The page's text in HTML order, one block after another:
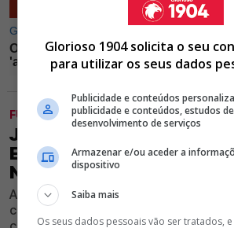
FUTEBOL
JOÃO GABRIEL GOZA
E DIZ QUE PRESIDENTE DO
NÃO É LÍDER NENHUM
Antigo diretor de comunicação das
críticas ao dirigente máximo das
Glorioso 1904 solicita o seu
para utilizar os seus dados
Publicidade e conteúdos
publicidade e conteúdos, estudos
desenvolvimento de serviços
Armazenar e/ou aceder a
dispositivo
Saiba mais
Os seus dados pessoais vão ser tratados,